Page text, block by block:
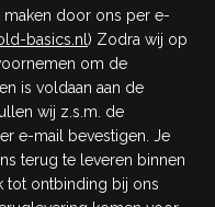
maken door ons per e-
basics.nl ) Zodra wij op
om de
is voldaan aan de
wij z.s.m. de
e-mail bevestigen. Je
terug te leveren binnen
tot ontbinding bij ons